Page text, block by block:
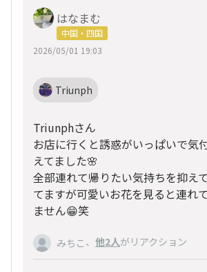
はなまむ
中国・四国
2026/05/01 19:03
Triunph
Triunphさん
お店に行くと誘惑がいっぱいで気
えてました🌸
全部連れて帰りたい気持ちを抑え
てますが可愛いお花を見ると連れ
ません😁笑
みちこ 、 他2人がリアクション